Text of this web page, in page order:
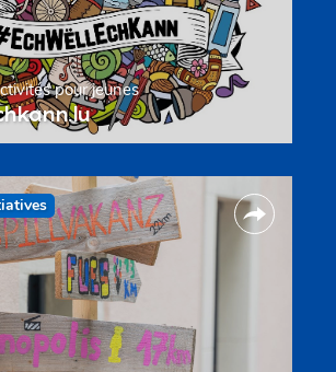
pour jeunes